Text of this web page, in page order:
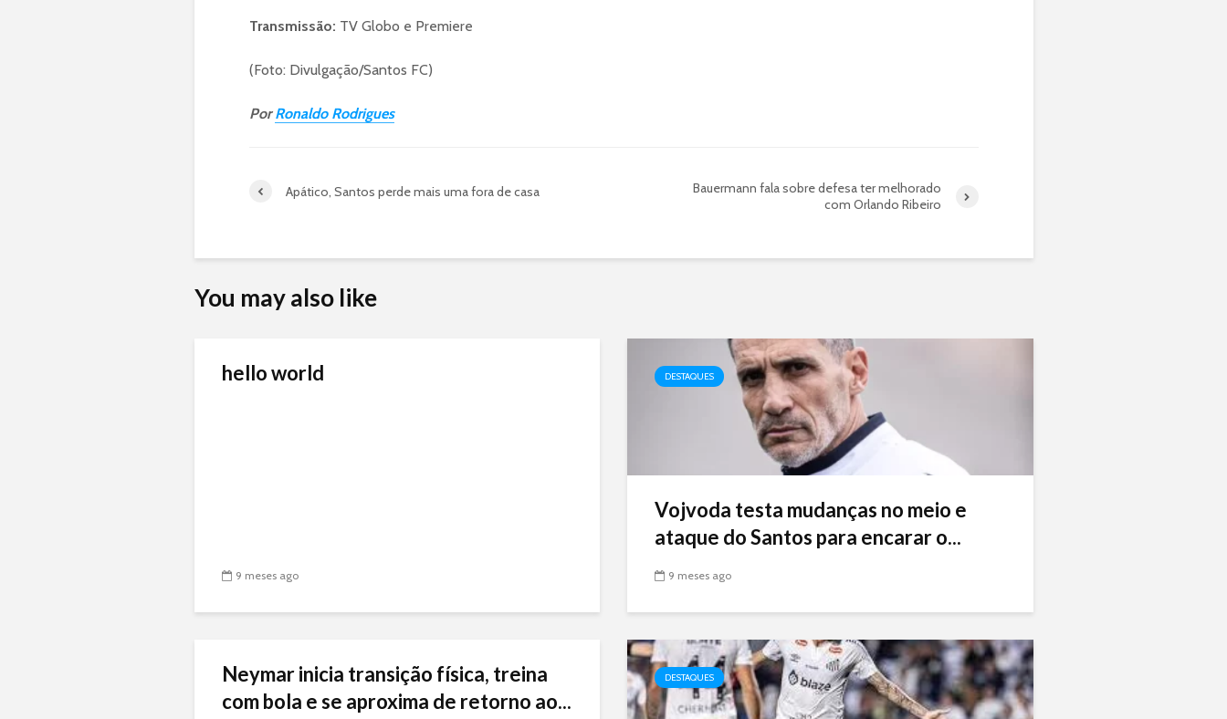
Transmissão: TV Globo e Premiere
(Foto: Divulgação/Santos FC)
PorRonaldo Rodrigues
Apático, Santos perde mais uma fora de casa
Bauermann fala sobre defesa ter melhorado
com Orlando Ribeiro
You may also like
hello world
9 meses ago
DESTAQUES
Vojvoda testa mudanças no meio e
ataque do Santos para encarar o...
9 meses ago
Neymar inicia transição física, treina
com bola e se aproxima de retorno ao...
DESTAQUES